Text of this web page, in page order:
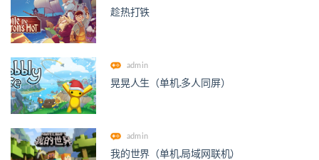
趁热打铁
admin
晃晃人生（单机.多人同屏）
admin
我的世界（单机.局域网联机）